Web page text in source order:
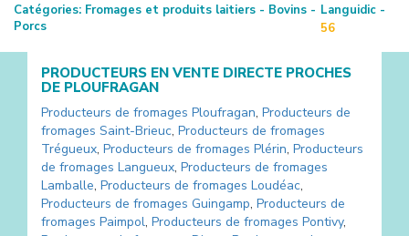
Catégories: Fromages et produits laitiers - Bovins -
Porcs
Languidic -
56
PRODUCTEURS EN VENTE DIRECTE PROCHES
DE PLOUFRAGAN
Producteurs de fromages Ploufragan, Producteurs de
fromages Saint-Brieuc, Producteurs de fromages
Trégueux, Producteurs de fromages Plérin, Producteurs
de fromages Langueux, Producteurs de fromages
Lamballe, Producteurs de fromages Loudéac,
Producteurs de fromages Guingamp, Producteurs de
fromages Paimpol, Producteurs de fromages Pontivy,